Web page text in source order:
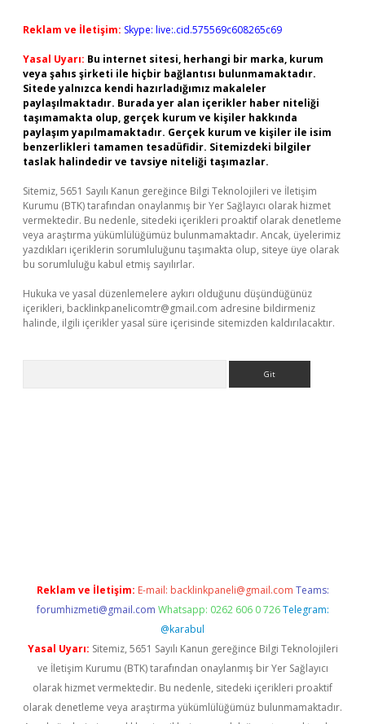
Reklam ve İletişim: Skype: live:.cid.575569c608265c69
Yasal Uyarı: Bu internet sitesi, herhangi bir marka, kurum
veya şahıs şirketi ile hiçbir bağlantısı bulunmamaktadır.
Sitede yalnızca kendi hazırladığımız makaleler
paylaşılmaktadır. Burada yer alan içerikler haber niteliği
taşımamakta olup, gerçek kurum ve kişiler hakkında
paylaşım yapılmamaktadır. Gerçek kurum ve kişiler ile isim
benzerlikleri tamamen tesadüfidir. Sitemizdeki bilgiler
taslak halindedir ve tavsiye niteliği taşımazlar.
Sitemiz, 5651 Sayılı Kanun gereğince Bilgi Teknolojileri ve İletişim
Kurumu (BTK) tarafından onaylanmış bir Yer Sağlayıcı olarak hizmet
vermektedir. Bu nedenle, sitedeki içerikleri proaktif olarak denetleme
veya araştırma yükümlülüğümüz bulunmamaktadır. Ancak, üyelerimiz
yazdıkları içeriklerin sorumluluğunu taşımakta olup, siteye üye olarak
bu sorumluluğu kabul etmiş sayılırlar.
Hukuka ve yasal düzenlemelere aykırı olduğunu düşündüğünüz
içerikleri, backlinkpanelicomtr@gmail.com adresine bildirmeniz
halinde, ilgili içerikler yasal süre içerisinde sitemizden kaldırılacaktır.
Reklam ve İletişim: E-mail: backlinkpaneli@gmail.com Teams:
forumhizmeti@gmail.com Whatsapp: 0262 606 0 726 Telegram:
@karabul
Yasal Uyarı: Sitemiz, 5651 Sayılı Kanun gereğince Bilgi Teknolojileri
ve İletişim Kurumu (BTK) tarafından onaylanmış bir Yer Sağlayıcı
olarak hizmet vermektedir. Bu nedenle, sitedeki içerikleri proaktif
olarak denetleme veya araştırma yükümlülüğümüz bulunmamaktadır.